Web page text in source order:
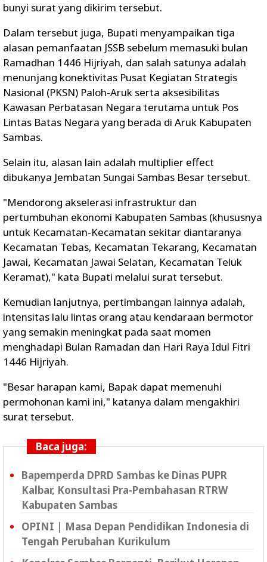
bunyi surat yang dikirim tersebut.
Dalam tersebut juga, Bupati menyampaikan tiga
alasan pemanfaatan JSSB sebelum memasuki bulan
Ramadhan 1446 Hijriyah, dan salah satunya adalah
menunjang konektivitas Pusat Kegiatan Strategis
Nasional (PKSN) Paloh-Aruk serta aksesibilitas
Kawasan Perbatasan Negara terutama untuk Pos
Lintas Batas Negara yang berada di Aruk Kabupaten
Sambas.
Selain itu, alasan lain adalah multiplier effect
dibukanya Jembatan Sungai Sambas Besar tersebut.
"Mendorong akselerasi infrastruktur dan
pertumbuhan ekonomi Kabupaten Sambas (khususnya
untuk Kecamatan-Kecamatan sekitar diantaranya
Kecamatan Tebas, Kecamatan Tekarang, Kecamatan
Jawai, Kecamatan Jawai Selatan, Kecamatan Teluk
Keramat)," kata Bupati melalui surat tersebut.
Kemudian lanjutnya, pertimbangan lainnya adalah,
intensitas lalu lintas orang atau kendaraan bermotor
yang semakin meningkat pada saat momen
menghadapi Bulan Ramadan dan Hari Raya Idul Fitri
1446 Нijriyah.
"Besar harapan kami, Bapak dapat memenuhi
permohonan kami ini," katanya dalam mengakhiri
surat tersebut.
Baca juga:
Bapemperda DPRD Sambas ke Dinas PUPR
Kalbar, Konsultasi Pra-Pembahasan RTRW
Kabupaten Sambas
OPINI | Masa Depan Pendidikan Indonesia di
Tengah Perubahan Kurikulum